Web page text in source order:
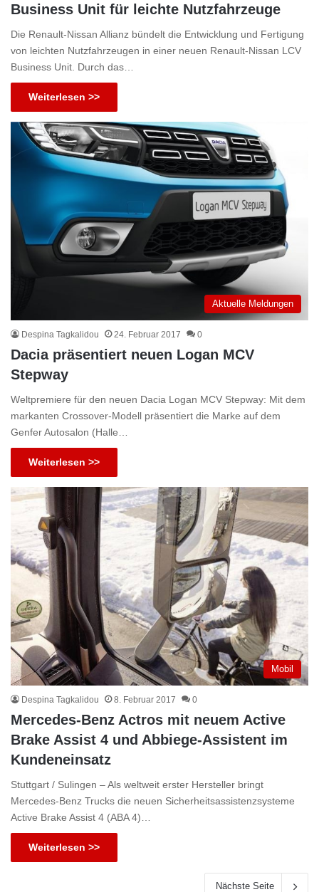
Business Unit für leichte Nutzfahrzeuge
Die Renault-Nissan Allianz bündelt die Entwicklung und Fertigung
von leichten Nutzfahrzeugen in einer neuen Renault-Nissan LCV
Business Unit. Durch das…
Weiterlesen >>
Aktuelle Meldungen
Despina Tagkalidou 24. Februar 2017 0
Dacia präsentiert neuen Logan MCV
Stepway
Weltpremiere für den neuen Dacia Logan MCV Stepway: Mit dem
markanten Crossover-Modell präsentiert die Marke auf dem
Genfer Autosalon (Halle…
Weiterlesen >>
Mobil
Despina Tagkalidou 8. Februar 2017 0
Mercedes-Benz Actros mit neuem Active
Brake Assist 4 und Abbiege-Assistent im
Kundeneinsatz
Stuttgart / Sulingen – Als weltweit erster Hersteller bringt
Mercedes-Benz Trucks die neuen Sicherheitsassistenzsysteme
Active Brake Assist 4 (ABA 4)…
Weiterlesen >>
Nächste Seite